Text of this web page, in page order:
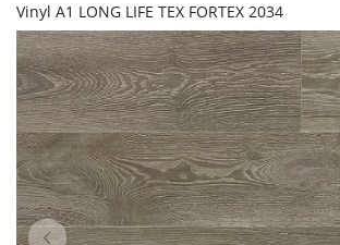
DOMŮ
SORTIMENT
AKCE
CENÍK
Vinyl A1 LONG LIFE TEX FORTEX 2034